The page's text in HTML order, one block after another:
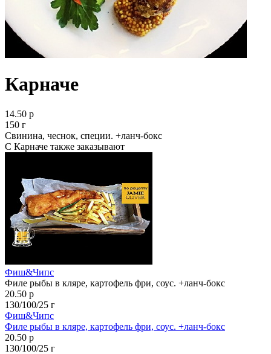
Карначе
14.50 р
150 г
Свинина, чеснок, специи. +ланч-бокс
С Карначе также заказывают
Фиш&Чипс
Филе рыбы в кляре, картофель фри, соус. +ланч-бокс
20.50 р
130/100/25 г
Фиш&Чипс
Филе рыбы в кляре, картофель фри, соус. +ланч-бокс
20.50 р
130/100/25 г